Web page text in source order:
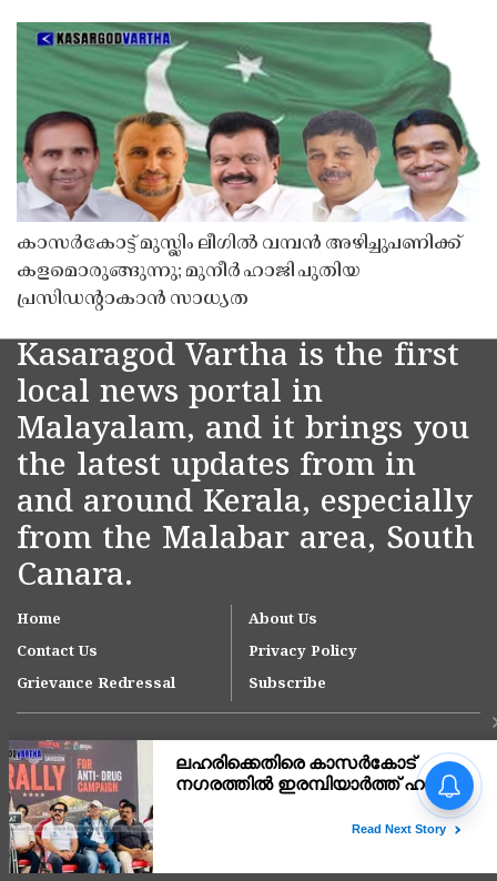
കാസർകോട്ട് മുസ്ലിം ലീഗിൽ വമ്പൻ അഴിച്ചുപണിക്ക്
കളമൊരുങ്ങുന്നു; മുനീർ ഹാജി പുതിയ
പ്രസിഡൻ്റാകാൻ സാധ്യത
Kasaragod Vartha is the first
local news portal in
Malayalam, and it brings you
the latest updates from in
and around Kerala, especially
from the Malabar area, South
Canara.
Home
About Us
Contact Us
Privacy Policy
Grievance Redressal
Subscribe
Copyright © 2007-
നീലേശ്വരം നഗരസഭയിലെ
ആനച്ചാൽ-ഉച്ചൂളിക്കുതിർ
പരിഹരിക്കാൻ ഇടപെടൽ;
സന്ദർശിച്ചു